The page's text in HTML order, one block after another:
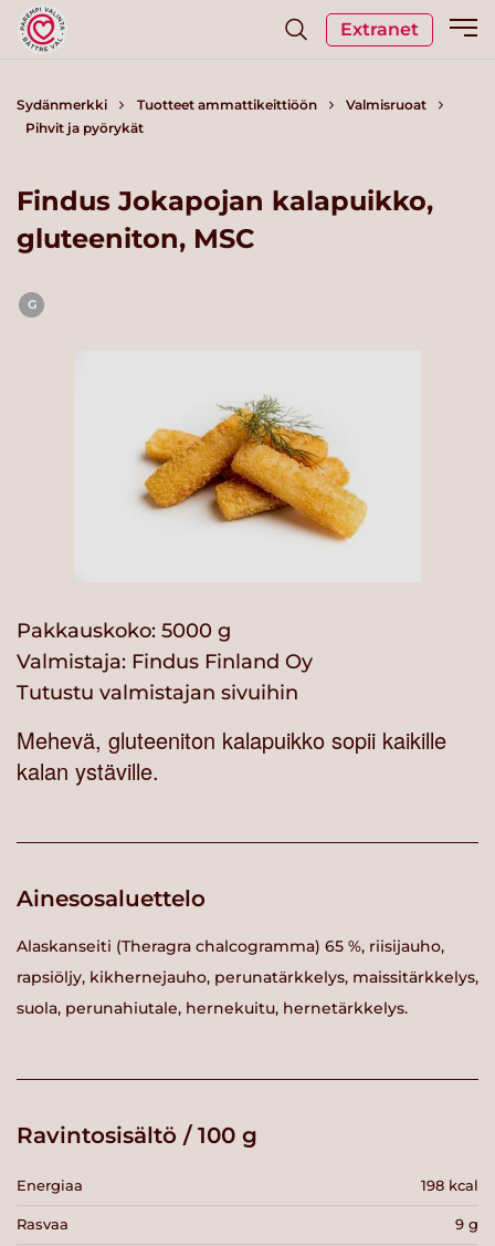
Extranet
Sydänmerkki Tuotteet ammattikeittiöön
Valmisruoat
Pihvit ja pyörykät
Findus Jokapojan kalapuikko,
gluteeniton, MSC
G
Pakkauskoko: 5000 g
Valmistaja: Findus Finland Oy
Tutustu valmistajan sivuihin
Mehevä, gluteeniton kalapuikko sopii kaikille
kalan ystäville.
Ainesosaluettelo
Alaskanseiti (Theragra chalcogramma) 65 %, riisijauho,
rapsiöljy, kikhernejauho, perunatärkkelys, maissitärkkelys,
suola, perunahiutale, hernekuitu, hernetärkkelys.
Ravintosisältö / 100 g
Energiaa 198 kcal
Rasvaa 9 g